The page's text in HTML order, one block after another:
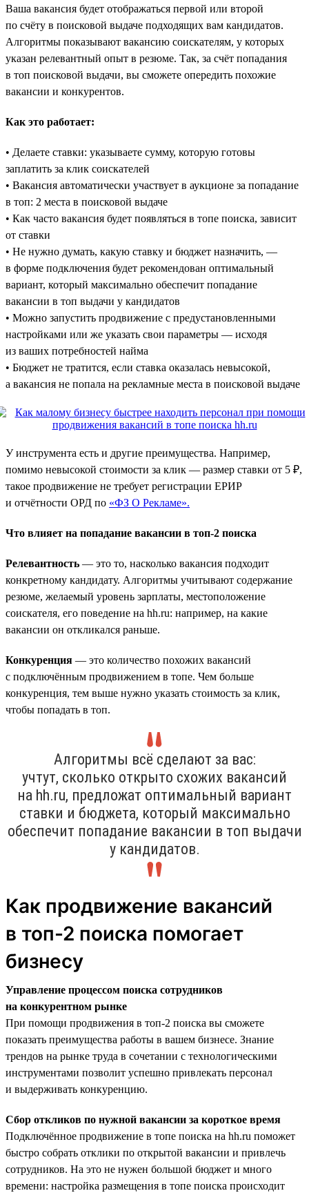
Ваша вакансия будет отображаться первой или второй
по счёту в поисковой выдаче подходящих вам кандидатов.
Алгоритмы показывают вакансию соискателям, у которых
указан релевантный опыт в резюме. Так, за счёт попадания
в топ поисковой выдачи, вы сможете опередить похожие
вакансии и конкурентов.
Как это работает:
• Делаете ставки: указываете сумму, которую готовы
заплатить за клик соискателей
• Вакансия автоматически участвует в аукционе за попадание
в топ: 2 места в поисковой выдаче
• Как часто вакансия будет появляться в топе поиска, зависит
от ставки
• Не нужно думать, какую ставку и бюджет назначить, —
в форме подключения будет рекомендован оптимальный
вариант, который максимально обеспечит попадание
вакансии в топ выдачи у кандидатов
• Можно запустить продвижение с предустановленными
настройками или же указать свои параметры — исходя
из ваших потребностей найма
• Бюджет не тратится, если ставка оказалась невысокой,
а вакансия не попала на рекламные места в поисковой выдаче
У инструмента есть и другие преимущества. Например,
помимо невысокой стоимости за клик — размер ставки от 5 ₽,
такое продвижение не требует регистрации ЕРИР
и отчётности ОРД по «ФЗ О Рекламе».
Что влияет на попадание вакансии в топ-2 поиска
Релевантность — это то, насколько вакансия подходит
конкретному кандидату. Алгоритмы учитывают содержание
резюме, желаемый уровень зарплаты, местоположение
соискателя, его поведение на hh.ru: например, на какие
вакансии он откликался раньше.
Конкуренция — это количество похожих вакансий
с подключённым продвижением в топе. Чем больше
конкуренция, тем выше нужно указать стоимость за клик,
чтобы попадать в топ.
Алгоритмы всё сделают за вас:
учтут, сколько открыто схожих вакансий
на hh.ru, предложат оптимальный вариант
ставки и бюджета, который максимально
обеспечит попадание вакансии в топ выдачи
у кандидатов.
Как продвижение вакансий
в топ-2 поиска помогает
бизнесу
Управление процессом поиска сотрудников
на конкурентном рынке
При помощи продвижения в топ-2 поиска вы сможете
показать преимущества работы в вашем бизнесе. Знание
трендов на рынке труда в сочетании с технологическими
инструментами позволит успешно привлекать персонал
и выдерживать конкуренцию.
Сбор откликов по нужной вакансии за короткое время
Подключённое продвижение в топе поиска на hh.ru поможет
быстро собрать отклики по открытой вакансии и привлечь
сотрудников. На это не нужен большой бюджет и много
времени: настройка размещения в топе поиска происходит